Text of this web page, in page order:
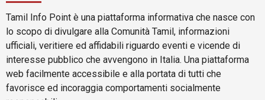
Tamil Info Point è una piattaforma informativa che nasce con
lo scopo di divulgare alla Comunità Tamil, informazioni
ufficiali, veritiere ed affidabili riguardo eventi e vicende di
interesse pubblico che avvengono in Italia. Una piattaforma
web facilmente accessibile e alla portata di tutti che
favorisce ed incoraggia comportamenti socialmente